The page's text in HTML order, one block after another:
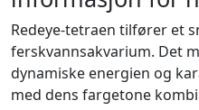
Redeye-tetraen tilfører et
ferskvannsakvarium. Det
dynamiske energien og
med dens fargetone